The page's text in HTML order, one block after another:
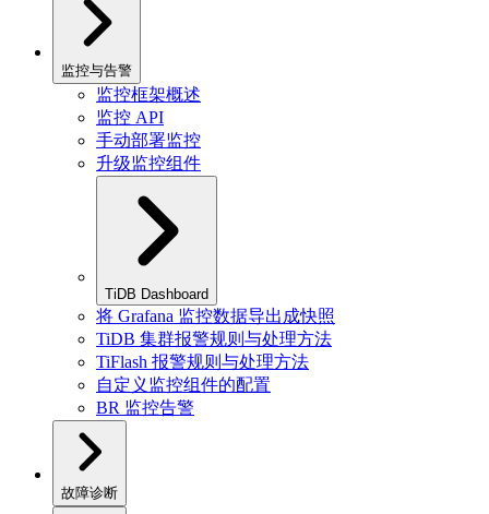
监控与告警
监控框架概述
监控 API
手动部署监控
升级监控组件
TiDB Dashboard
将 Grafana 监控数据导出成快照
TiDB 集群报警规则与处理方法
TiFlash 报警规则与处理方法
自定义监控组件的配置
BR 监控告警
故障诊断